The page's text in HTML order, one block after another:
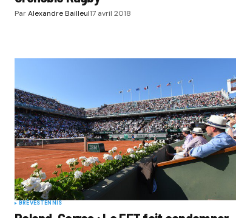
ParAlexandre Bailleul17 avril 2018
BRÈVESTENNIS